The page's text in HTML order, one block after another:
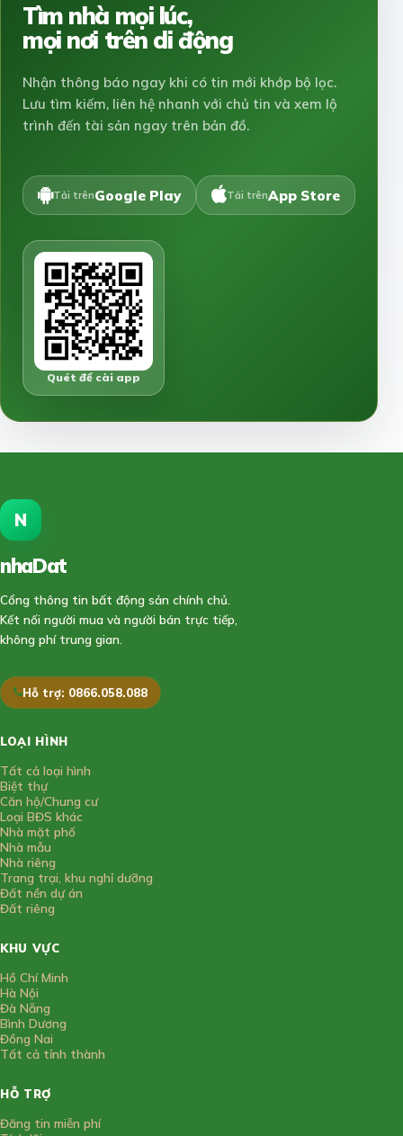
Tìm nhà mọi lúc,
mọi nơi trên di động
Nhận thông báo ngay khi có tin mới khớp bộ lọc.
Lưu tìm kiếm, liên hệ nhanh với chủ tin và xem lộ
trình đến tài sản ngay trên bản đồ.
Tải trênGoogle Play Tải trênApp Store
Quét để cài app
N
nhaDat
Cổng thông tin bất động sản chính chủ.
Kết nối người mua và người bán trực tiếp,
không phí trung gian.
Hỗ trợ: 0866.058.088
LOẠI HÌNH
Tất cả loại hình
Biệt thự
Căn hộ/Chung cư
Loại BĐS khác
Nhà mặt phố
Nhà mẫu
Nhà riêng
Trang trại, khu nghỉ dưỡng
Đất nền dự án
Đất riêng
KHU VỰC
Hồ Chí Minh
Hà Nội
Đà Nẵng
Bình Dương
Đồng Nai
Tất cả tỉnh thành
HỖ TRỢ
Đăng tin miễn phí